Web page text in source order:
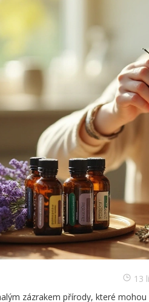
13
zázrakem přírody, které